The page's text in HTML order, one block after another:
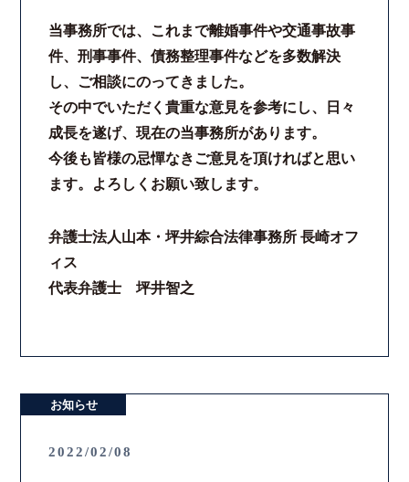
当事務所では、これまで離婚事件や交通事故事
件、刑事事件、債務整理事件などを多数解決
し、ご相談にのってきました。
その中でいただく貴重な意見を参考にし、日々
成長を遂げ、現在の当事務所があります。
今後も皆様の忌憚なきご意見を頂ければと思い
ます。よろしくお願い致します。
弁護士法人山本・坪井綜合法律事務所 長崎オフ
ィス
代表弁護士 坪井智之
お知らせ
2022/02/08